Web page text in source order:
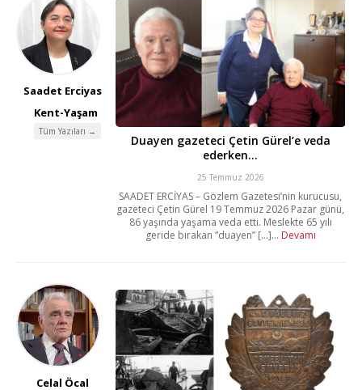
Saadet Erciyas
Kent-Yaşam
Tüm Yazıları →
Duayen gazeteci Çetin Gürel’e veda
ederken…
25 Temmuz 2026
SAADET ERCİYAS – Gözlem Gazetesi’nin kurucusu,
gazeteci Çetin Gürel 19 Temmuz 2026 Pazar günü,
86 yaşında yaşama veda etti. Meslekte 65 yılı
geride bırakan “duayen” [...]... Devamı
Celal Öcal